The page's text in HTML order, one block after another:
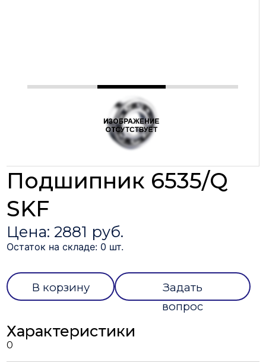
Подшипник 6535/Q
SKF
Цена: 2881 руб.
Остаток на складе: 0 шт.
В корзину
Задать
вопрос
Характеристики
0